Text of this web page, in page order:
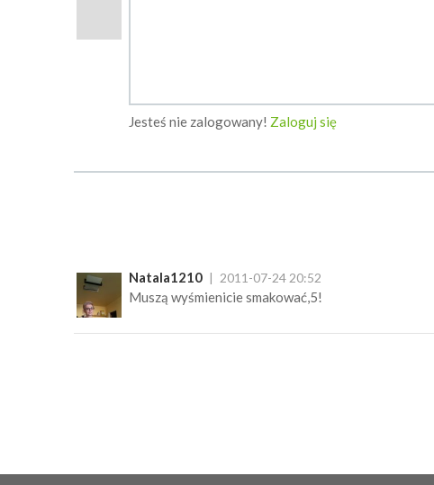
Jesteś nie zalogowany! Zaloguj się
Natala1210 2011-07-24 20:52
Muszą wyśmienicie smakować,5!